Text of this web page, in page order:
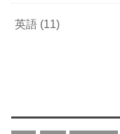
英語 (11)